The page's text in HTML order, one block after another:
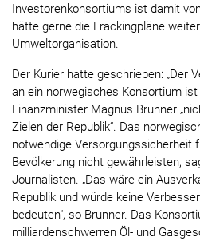
Investorenkonsortiums ist damit
hätte gerne die Frackingpläne
Umweltorganisation.
Der Kurier hatte geschrieben: „Der
an ein norwegisches Konsortium
Finanzminister Magnus Brunner
Zielen der Republik“. Das
notwendige Versorgungssicherheit
Bevölkerung nicht gewährleisten,
Journalisten. „Das wäre ein
Republik und würde keine
bedeuten", so Brunner. Das
milliardenschwerren Öl- und